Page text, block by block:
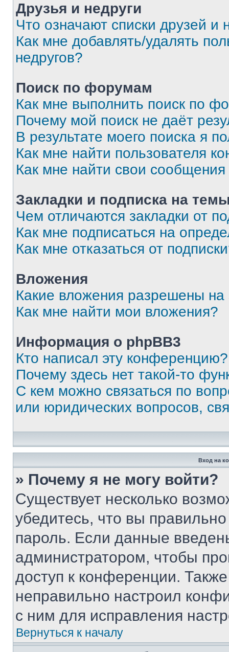
Друзья и недруги
Что означают списки друзей и
Как мне добавлять/удалять
недругов?
Поиск по форумам
Как мне выполнить поиск по
Почему мой поиск не даёт
В результате моего поиска я
Как мне найти пользователя
Как мне найти свои
Закладки и подписка на
Чем отличаются закладки от
Как мне подписаться на
Как мне отказаться от
Вложения
Какие вложения разрешены
Как мне найти мои вложения?
Информация о phpBB3
Кто написал эту конференцию?
Почему здесь нет такой-то
С кем можно связаться по
или юридических вопросов,
Вход на
» Почему я не могу войти?
Существует несколько
убедитесь, что вы
пароль. Если данные
администратором, чтобы
доступ к конференции.
неправильно настроил
с ним для исправления
Вернуться к началу